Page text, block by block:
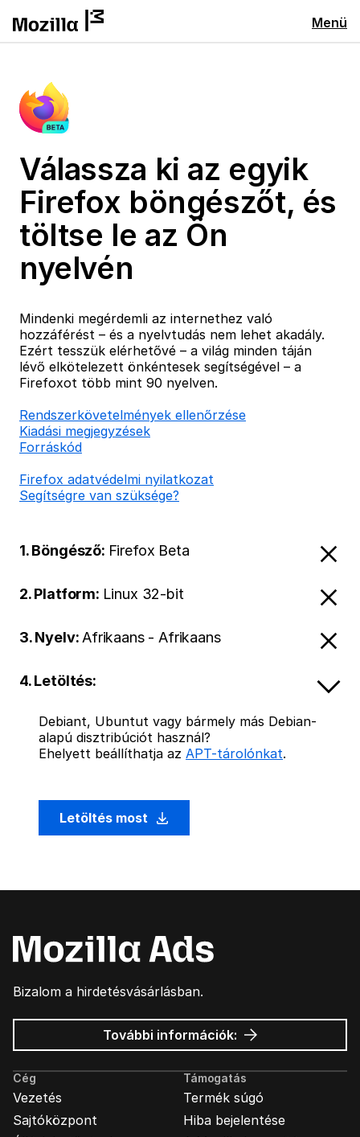
Menü
Válassza ki az egyik
Firefox böngészőt, és
töltse le az Ön
nyelvén
Mindenki megérdemli az internethez való
hozzáférést – és a nyelvtudás nem lehet akadály.
Ezért tesszük elérhetővé – a világ minden táján
lévő elkötelezett önkéntesek segítségével – a
Firefoxot több mint 90 nyelven.
Rendszerkövetelmények ellenőrzése
Kiadási megjegyzések
Forráskód
Firefox adatvédelmi nyilatkozat
Segítségre van szüksége?
1. Böngésző: Firefox Beta
2. Platform: Linux 32-bit
3. Nyelv: Afrikaans - Afrikaans
4. Letöltés:
Debiant, Ubuntut vagy bármely más Debian-
alapú disztribúciót használ?
Ehelyett beállíthatja az APT-tárolónkat.
Letöltés most
Bizalom a hirdetésvásárlásban.
További információk: Mozilla
hirdetések
Cég
Vezetés
Sajtóközpont
Támogatás
Termék súgó
Hiba bejelentése